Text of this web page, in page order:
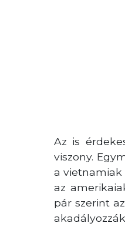
Az is
viszony.
a vietnamiak
az
pár szerint